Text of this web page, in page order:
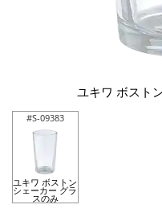
ユキワ ボスト
#S-09383
ユキワ ボストン
シェーカー グラ
スのみ